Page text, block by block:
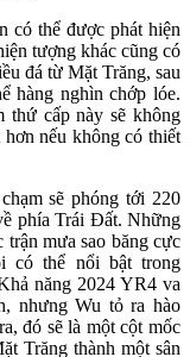
có thể được phát hiện
tượng khác cũng có
đá từ Mặt Trăng, sau
hàng nghìn chớp lóe.
thứ cấp này sẽ không
nếu không có thiết
sẽ phóng tới 220
phía Trái Đất. Những
trận mưa sao băng cực
có thể nổi bật trong
năng 2024 YR4 va
nhưng Wu tỏ ra hào
đó sẽ là một cột mốc
Trăng thành một sân